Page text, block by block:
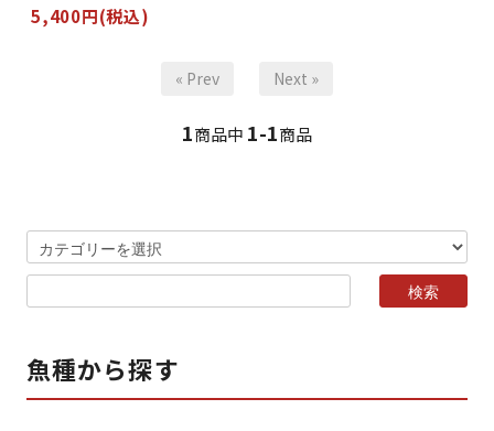
5,400円(税込)
« Prev Next »
1商品中 1-1商品
魚種から探す